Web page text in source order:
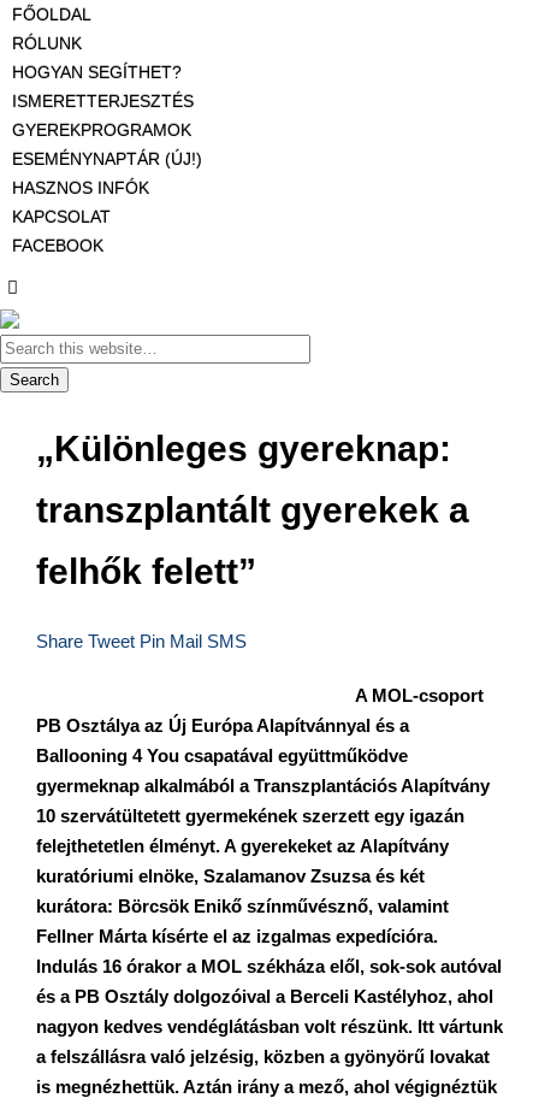
FŐOLDAL
RÓLUNK
HOGYAN SEGÍTHET?
ISMERETTERJESZTÉS
GYEREKPROGRAMOK
ESEMÉNYNAPTÁR (ÚJ!)
HASZNOS INFÓK
KAPCSOLAT
FACEBOOK
„Különleges gyereknap:
transzplantált gyerekek a
felhők felett”
Share Tweet Pin Mail SMS
A MOL-csoport
PB Osztálya az Új Európa Alapítvánnyal és a
Ballooning 4 You csapatával együttműködve
gyermeknap alkalmából a Transzplantációs Alapítvány
10 szervátültetett gyermekének szerzett egy igazán
felejthetetlen élményt. A gyerekeket az Alapítvány
kuratóriumi elnöke, Szalamanov Zsuzsa és két
kurátora: Börcsök Enikő színművésznő, valamint
Fellner Márta kísérte el az izgalmas expedícióra.
Indulás 16 órakor a MOL székháza elől, sok-sok autóval
és a PB Osztály dolgozóival a Berceli Kastélyhoz, ahol
nagyon kedves vendéglátásban volt részünk. Itt vártunk
a felszállásra való jelzésig, közben a gyönyörű lovakat
is megnézhettük. Aztán irány a mező, ahol végignéztük